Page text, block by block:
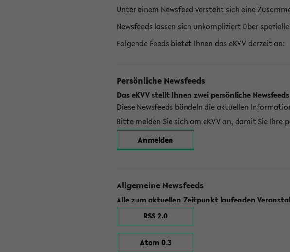
Unter einem Newsfeed versteht sich eine
Newsfeeds lassen sich unkompliziert über
Folgende Feeds bietet Ihnen das eKVV derzeit an:
Persönliche Newsfeeds
Das eKVV stellt Ihnen zwei persönliche
Diese Newsfeeds bündeln die aktuellen
Bitte melden Sie sich am eKVV an, damit Sie Ihre
Anmelden
Allgemeine Newsfeeds
Alle zum aktuellen Zeitpunkt laufenden
RSS 2.0
Atom 0.3